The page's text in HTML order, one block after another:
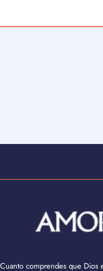
comprendes que Dios